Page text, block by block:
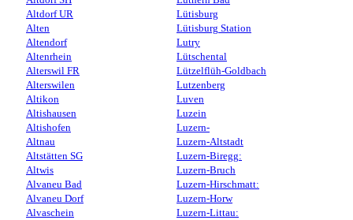
Altdorf UR
Alten
Altendorf
Altenrhein
Alterswil FR
Alterswilen
Altikon
Altishausen
Altishofen
Altnau
Altstätten SG
Altwis
Alvaneu Bad
Alvaneu Dorf
Alvaschein
Lütisburg
Lütisburg Station
Lutry
Lütschental
Lützelflüh-Goldbach
Lutzenberg
Luven
Luzein
Luzern-
Luzern-Altstadt
Luzern-Biregg:
Luzern-Bruch
Luzern-Hirschmatt:
Luzern-Horw
Luzern-Littau: